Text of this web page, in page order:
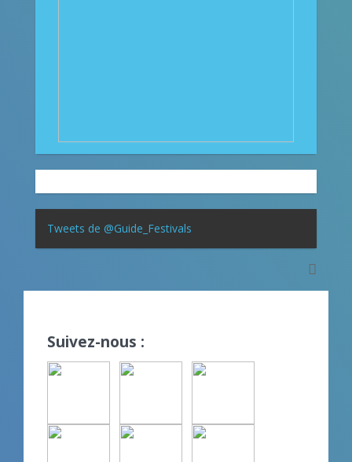
Tweets de @Guide_Festivals
Suivez-nous :